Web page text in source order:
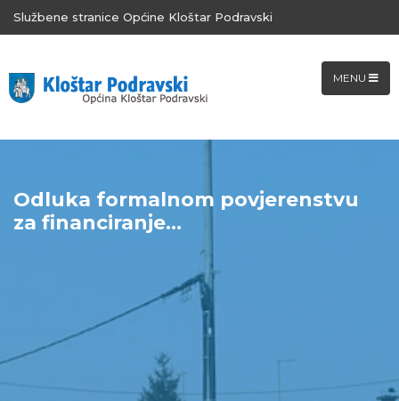
Službene stranice Općine Kloštar Podravski
MENU
Odluka formalnom povjerenstvu
za financiranje...